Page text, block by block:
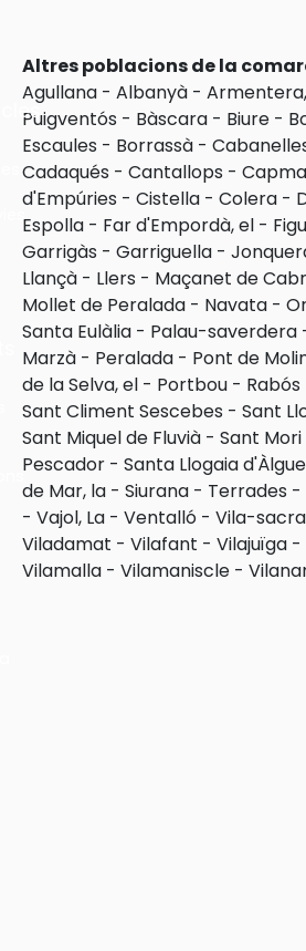
Altres poblacions de la
Agullana - Albanyà -
Puigventós - Bàscara - Biure -
Escaules - Borrassà -
Cadaqués - Cantallops -
d'Empúries - Cistella - Colera -
Espolla - Far d'Empordà, el -
Garrigàs - Garriguella -
Llançà - Llers - Maçanet de
Mollet de Peralada - Navata -
Santa Eulàlia - Palau-saverdera
Marzà - Peralada - Pont de
de la Selva, el - Portbou - Rabós
Sant Climent Sescebes - Sant
Sant Miquel de Fluvià - Sant Mori
Pescador - Santa Llogaia
de Mar, la - Siurana - Terrades -
- Vajol, La - Ventalló - Vila-sacra
Viladamat - Vilafant - Vilajuïga -
Vilamalla - Vilamaniscle -